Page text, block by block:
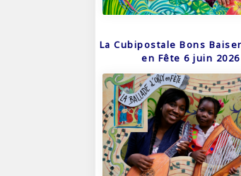
La Cubipostale Bons
en Fête 6 juin 2026